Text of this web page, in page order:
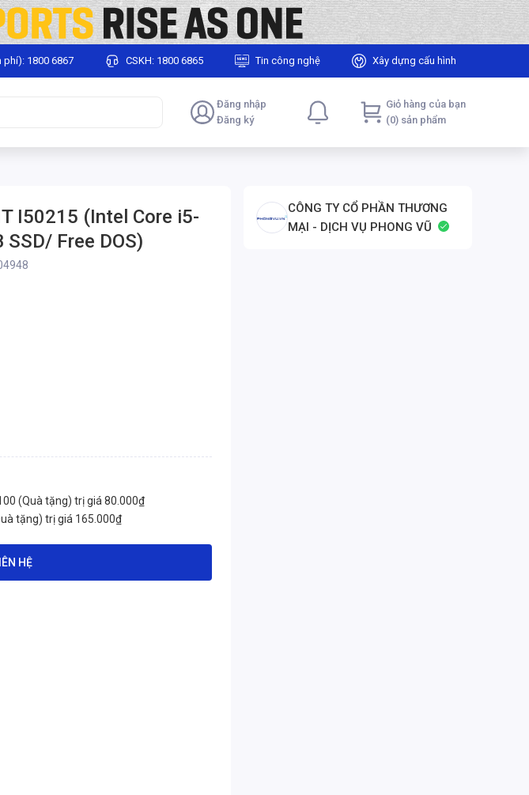
phí): 1800 6867 CSKH: 1800 6865 Tin công nghệ Xây dựng cấu hình
Đăng nhập
Đăng ký
Giỏ hàng của bạn
(0) sản phẩm
I50215 (Intel Core i5-
Free DOS)
(Quà tặng) trị giá 80.000₫
tặng) trị giá 165.000₫
HỆ
CÔNG TY CỔ PHẦN THƯƠNG
MẠI - DỊCH VỤ PHONG VŨ